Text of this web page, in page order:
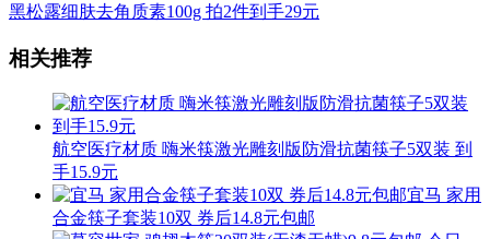
黑松露细肤去角质素100g 拍2件到手29元
相关推荐
航空医疗材质 嗨米筷激光雕刻版防滑抗菌筷子5双装 到
手15.9元
宜马 家用
合金筷子套装10双 券后14.8元包邮